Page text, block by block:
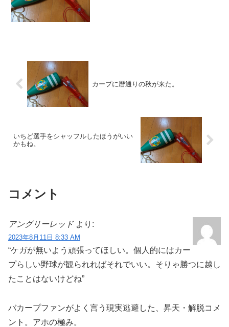
カープに暦通りの秋が来た。
いちど選手をシャッフルしたほうがいい
かもね。
コメント
アングリーレッド より:
2023年8月11日 8:33 AM
“ケガが無いよう頑張ってほしい。個人的にはカー
プらしい野球が観られればそれでいい。そりゃ勝つに越し
たことはないけどね”
バカープファンがよく言う現実逃避した、昇天・解脱コメ
ント。アホの極み。